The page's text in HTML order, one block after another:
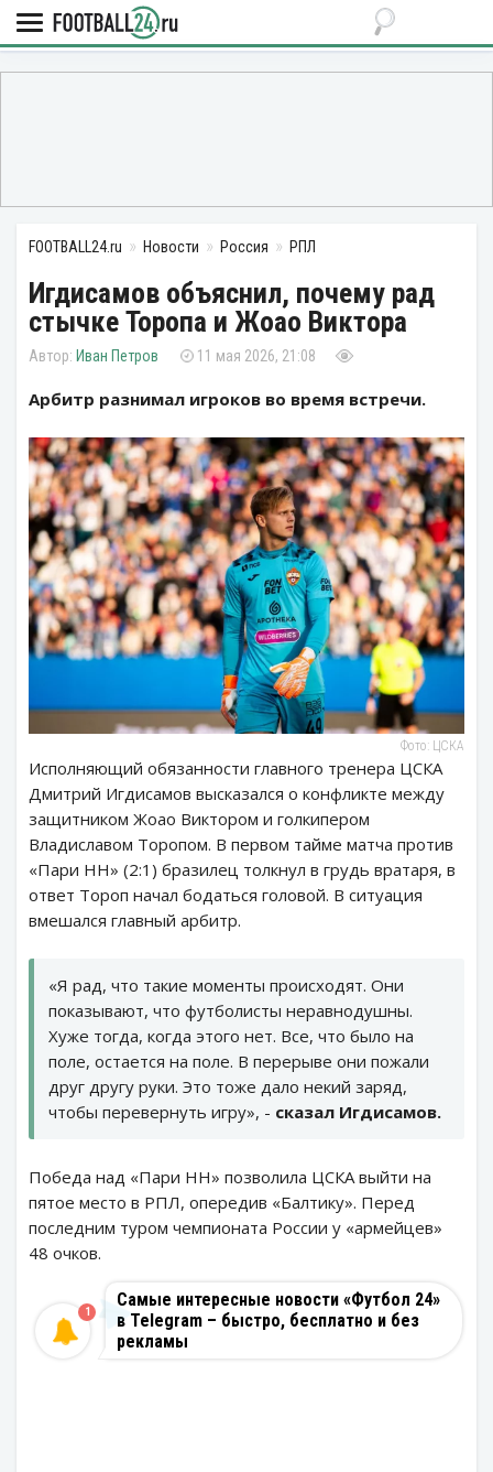
FOOTBALL24.ru Новости Россия РПЛ
Игдисамов объяснил, почему рад
стычке Торопа и Жоао Виктора
Иван Петров 11 мая 2026, 21:08
Арбитр разнимал игроков во время встречи.
Фото: ЦСКА
Исполняющий обязанности главного тренера ЦСКА
Дмитрий Игдисамов высказался о конфликте между
защитником Жоао Виктором и голкипером
Владиславом Торопом. В первом тайме матча против
«Пари НН» (2:1) бразилец толкнул в грудь вратаря, в
ответ Тороп начал бодаться головой. В ситуация
вмешался главный арбитр.
«Я рад, что такие моменты происходят. Они
показывают, что футболисты неравнодушны.
Хуже тогда, когда этого нет. Все, что было на
поле, остается на поле. В перерыве они пожали
друг другу руки. Это тоже дало некий заряд,
чтобы перевернуть игру», - сказал Игдисамов.
Победа над «Пари НН» позволила ЦСКА выйти на
пятое место в РПЛ, опередив «Балтику». Перед
последним туром чемпионата России у «армейцев»
48 очков.
Самые интересные новости «Футбол 24»
в Telegram – быстро, бесплатно и без
рекламы
1